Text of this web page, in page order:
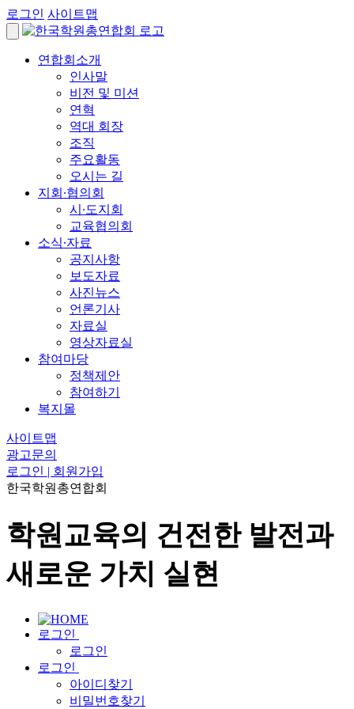
로그인 사이트맵
연합회소개
인사말
비전 및 미션
연혁
역대 회장
조직
주요활동
오시는 길
지회∙협의회
시∙도지회
교육협의회
소식∙자료
공지사항
보도자료
사진뉴스
언론기사
자료실
영상자료실
참여마당
정책제안
참여하기
복지몰
사이트맵
광고문의
로그인 | 회원가입
한국학원총연합회
학원교육의 건전한 발전과
새로운 가치 실현
로그인
로그인
로그인
아이디찾기
비밀번호찾기